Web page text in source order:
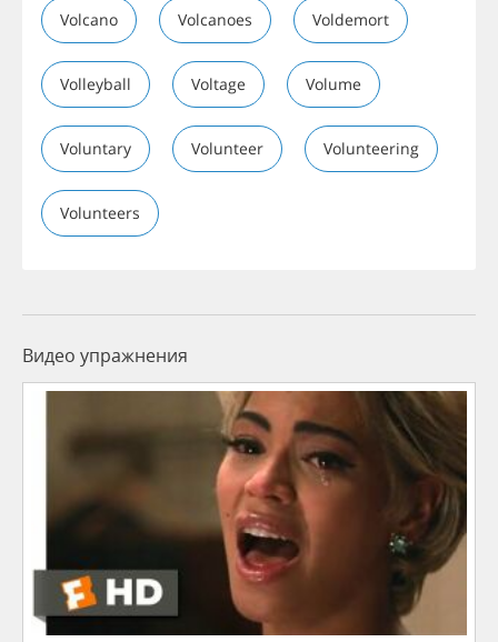
Volcano Volcanoes Voldemort
Volleyball Voltage Volume
Voluntary Volunteer Volunteering
Volunteers
Видео упражнения